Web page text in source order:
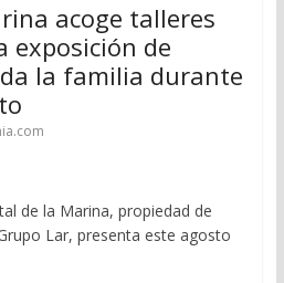
acoge talleres
exposición de
la familia durante
de la Marina, propiedad de
Lar, presenta este agosto